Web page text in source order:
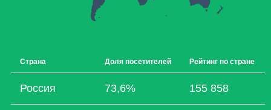
Страна Доля посетителей Рейтинг по стране
Россия 73,6% 155 858